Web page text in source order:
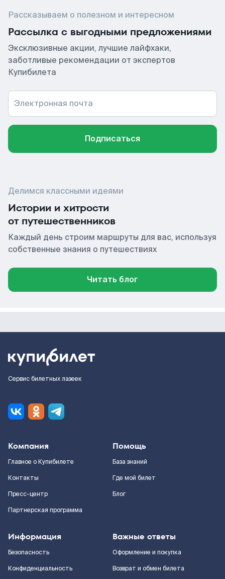
Рассказываем о полезном и интересном
Рассылка с выгодными предложениями
Эксклюзивные акции, лучшие лайфхаки,
заботливые рекомендации от экспертов
Купибилета
Электронная почта
Подписаться
Делимся классными идеями
Истории и хитрости
от путешественников
Каждый день строим маршруты для вас, используя
собственные знания о путешествиях
Читать блог
Сервис билетных лазеек
Компания
Главное о Купибилете
Контакты
Пресс-центр
Партнерская программа
Помощь
База знаний
Где мой билет
Блог
Информация
Безопасность
Конфиденциальность
Важные ответы
Оформление и покупка
Возврат и обмен билета